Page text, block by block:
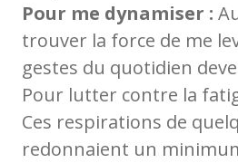
Pour me dynamiser :
trouver la force de me
gestes du quotidien
Pour lutter contre la
Ces respirations de
redonnaient un